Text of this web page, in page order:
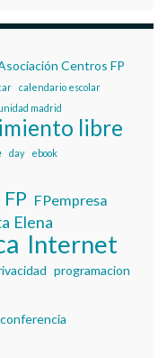
Centros FP
calendario escolar
madrid
libre
day ebook
FP FPempresa
Elena
Internet
programacion